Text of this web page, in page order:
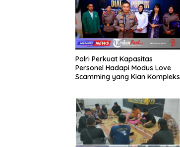
Polri Perkuat Kapasitas
Personel Hadapi Modus Love
Scamming yang Kian Kompleks